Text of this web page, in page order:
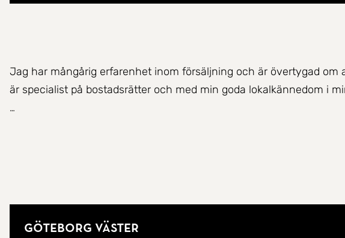
Jag har mångårig erfarenhet inom försäljning och är övertygad
är specialist på bostadsrätter och med min goda lokalkännedom i
Jag överträffar gärna mina kunders höga förväntningar och
Göteborg Väster